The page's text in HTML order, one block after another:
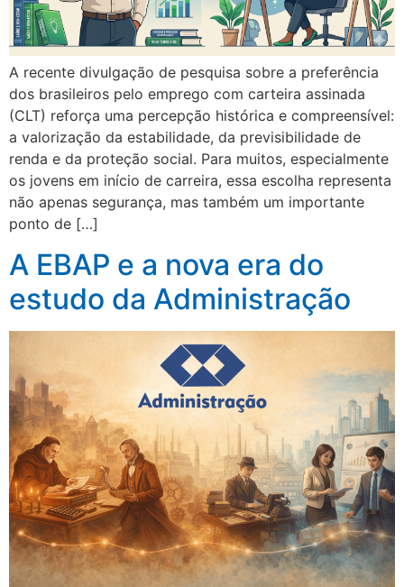
A recente divulgação de pesquisa sobre a preferência
dos brasileiros pelo emprego com carteira assinada
(CLT) reforça uma percepção histórica e compreensível:
a valorização da estabilidade, da previsibilidade de
renda e da proteção social. Para muitos, especialmente
os jovens em início de carreira, essa escolha representa
não apenas segurança, mas também um importante
ponto de […]
A EBAP e a nova era do
estudo da Administração